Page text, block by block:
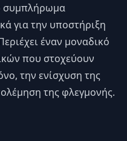
συμπλήρωμα
για την υποστήριξη
έναν μοναδικό
που στοχεύουν
την ενίσχυση της
της φλεγμονής.